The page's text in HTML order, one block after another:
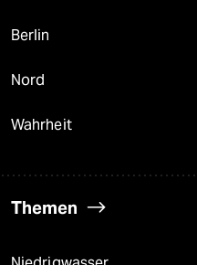
Berlin
Nord
Wahrheit
Themen